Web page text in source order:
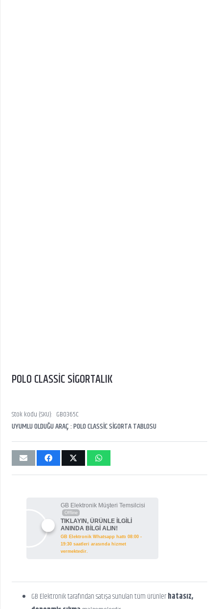
POLO CLASSİC SİGORTALIK
Stok kodu (SKU): GB0365C
UYUMLU OLDUĞU ARAÇ : POLO CLASSİC SİGORTA TABLOSU
GB Elektronik Müşteri Temsilcisi
Offline
TIKLAYIN, ÜRÜNLE İLGİLİ
ANINDA BİLGİ ALIN!
GB Elektronik Whatsapp hattı 08:00 -
19:30 saatleri arasında hizmet
vermektedir.
GB Elektronik tarafından satışa sunulan tüm ürünlerhatasız,